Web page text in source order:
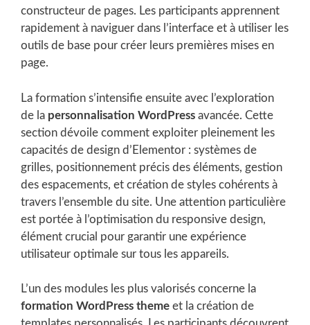
constructeur de pages. Les participants apprennent
rapidement à naviguer dans l’interface et à utiliser les
outils de base pour créer leurs premières mises en
page.
La formation s’intensifie ensuite avec l’exploration
de la personnalisation WordPress avancée. Cette
section dévoile comment exploiter pleinement les
capacités de design d’Elementor : systèmes de
grilles, positionnement précis des éléments, gestion
des espacements, et création de styles cohérents à
travers l’ensemble du site. Une attention particulière
est portée à l’optimisation du responsive design,
élément crucial pour garantir une expérience
utilisateur optimale sur tous les appareils.
L’un des modules les plus valorisés concerne la
formation WordPress theme et la création de